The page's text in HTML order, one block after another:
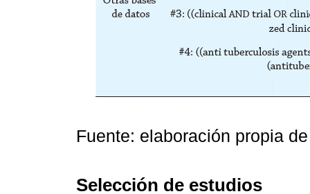
Fuente: elaboración propia
Selección de estudios